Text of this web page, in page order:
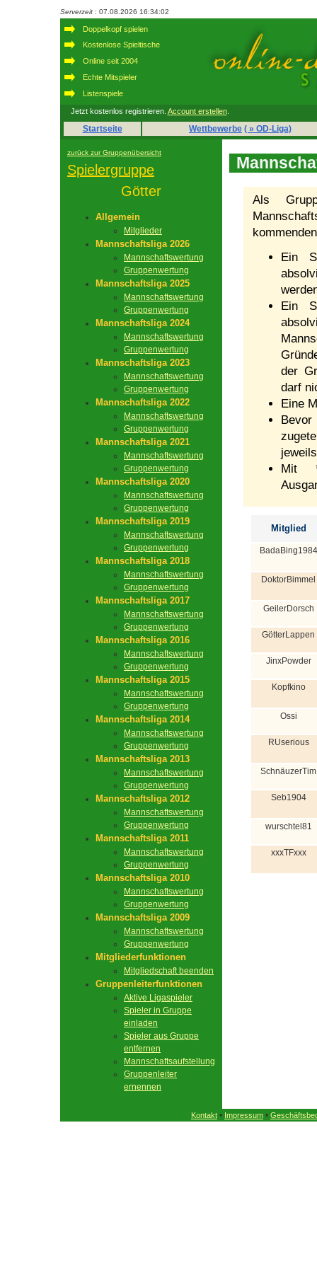
Serverzeit : 07.08.2026 16:34:02
Doppelkopf spielen
Kostenlose Spieltische
Online seit 2004
Echte Mitspieler
Listenspiele
Jetzt kostenlos registrieren. Account erstellen.
Startseite Wettbewerbe ( » OD-Liga)
zurück zur Gruppenübersicht
Spielergruppe
Götter
Allgemein
Mitglieder
Mannschaftsliga 2026
Mannschaftswertung
Gruppenwertung
Mannschaftsliga 2025
Mannschaftswertung
Gruppenwertung
Mannschaftsliga 2024
Mannschaftswertung
Gruppenwertung
Mannschaftsliga 2023
Mannschaftswertung
Gruppenwertung
Mannschaftsliga 2022
Mannschaftswertung
Gruppenwertung
Mannschaftsliga 2021
Mannschaftswertung
Gruppenwertung
Mannschaftsliga 2020
Mannschaftswertung
Gruppenwertung
Mannschaftsliga 2019
Mannschaftswertung
Gruppenwertung
Mannschaftsliga 2018
Mannschaftswertung
Gruppenwertung
Mannschaftsliga 2017
Mannschaftswertung
Gruppenwertung
Mannschaftsliga 2016
Mannschaftswertung
Gruppenwertung
Mannschaftsliga 2015
Mannschaftswertung
Gruppenwertung
Mannschaftsliga 2014
Mannschaftswertung
Gruppenwertung
Mannschaftsliga 2013
Mannschaftswertung
Gruppenwertung
Mannschaftsliga 2012
Mannschaftswertung
Gruppenwertung
Mannschaftsliga 2011
Mannschaftswertung
Gruppenwertung
Mannschaftsliga 2010
Mannschaftswertung
Gruppenwertung
Mannschaftsliga 2009
Mannschaftswertung
Gruppenwertung
Mitgliederfunktionen
Mitgliedschaft beenden
Gruppenleiterfunktionen
Aktive Ligaspieler
Spieler in Gruppe
einladen
Spieler aus Gruppe
entfernen
Mannschaftsaufstellung
Gruppenleiter
ernennen
Als
Ein
Ein
der
darf
Eine
Mit *
Mitglied
BadaBing1984
DoktorBimmel
GeilerDorsch
GötterLappen
JinxPowder
Kopfkino
Ossi
RUserious
SchnäuzerTim
Seb1904
wurschtel81
xxxTFxxx
Kontakt • Impressum •